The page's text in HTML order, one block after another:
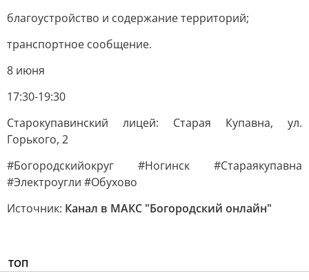
благоустройство и содержание территорий;
транспортное сообщение.
8 июня
17:30-19:30
Старокупавинский лицей: Старая Купавна, ул.
Горького, 2
#Богородскийокруг #Ногинск #Стараякупавна
#Электроугли #Обухово
Источник: Канал в МАКС "Богородский онлайн"
ТОП